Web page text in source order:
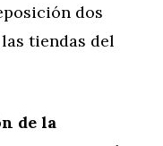
dos
tiendas del
de la